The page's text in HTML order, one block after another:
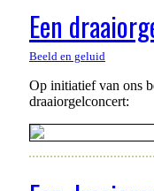
Een
Beeld en geluid
Op initiatief van ons
draaiorgelconcert: